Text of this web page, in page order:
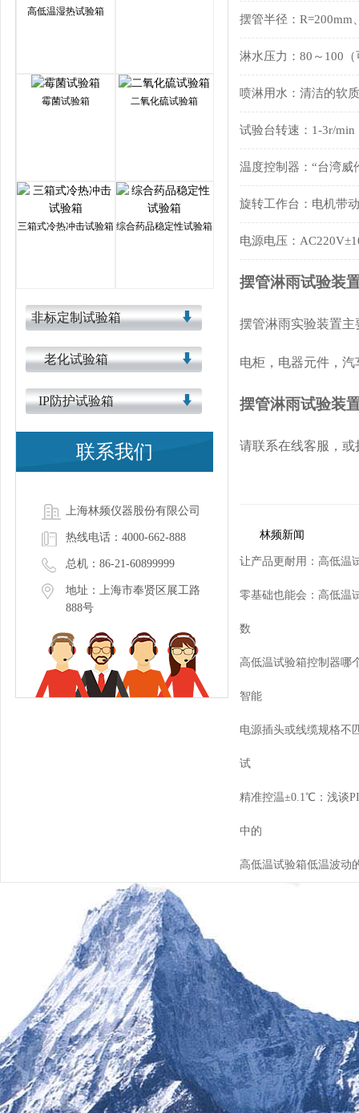
高低温湿热试验箱
霉菌试验箱 二氧化硫试验箱
三箱式冷热冲击试验箱 综合药品稳定性试验箱
非标定制试验箱
老化试验箱
IP防护试验箱
联系我们
上海林频仪器股份有限公司
热线电话：4000-662-888
总机：86-21-60899999
地址：上海市奉贤区展工路
888号
摆管半径：R=200mm
淋水压力：80～100
喷淋用水：清洁的软
试验台转速：1-3r/min
温度控制器：“台湾威
旋转工作台：电机带
电源电压：
摆管淋雨试验装
摆管淋雨实验装置
电柜，电器元件，
摆管淋雨试验装
请联系在线客服，或
林频新闻
让产品更耐用：高低温
零基础也能会：高低温
数
高低温试验箱控制器哪
智能
电源插头或线缆规格
试
精准控温±0.1℃：浅谈
中的
高低温试验箱低温波动